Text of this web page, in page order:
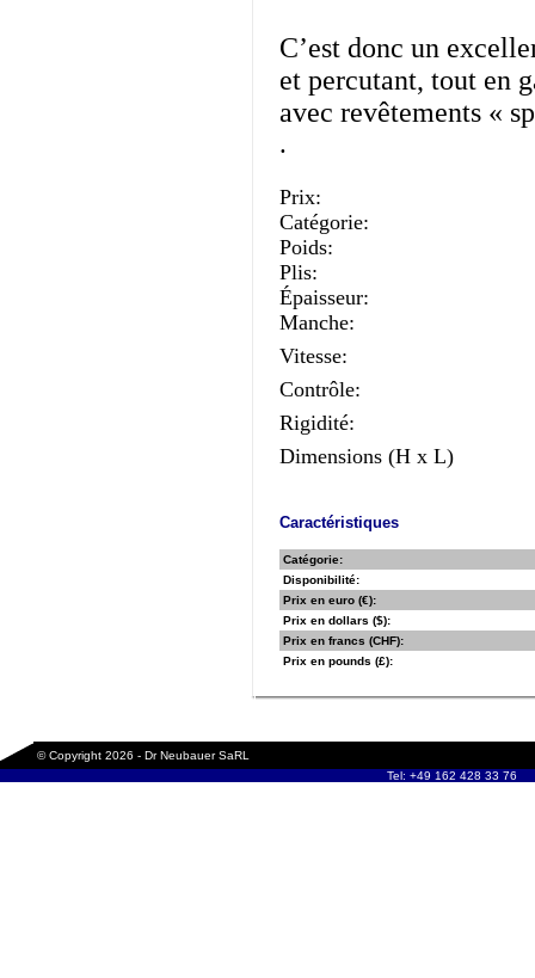
C’est donc un
et percutant, tout en
avec revêtements «
.
Prix:
Catégorie:
Poids:
Plis:
Épaisseur:
Manche:
Vitesse:
Contrôle:
Rigidité:
Dimensions (H x L)
Caractéristiques
Catégorie:
Disponibilité:
Prix en euro (€):
Prix en dollars ($):
Prix en francs (CHF):
Prix en pounds (£):
© Copyright 2026 - Dr Neubauer SaRL
Tel: +49 162 428 33 76